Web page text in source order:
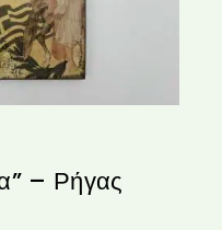
– Ρήγας